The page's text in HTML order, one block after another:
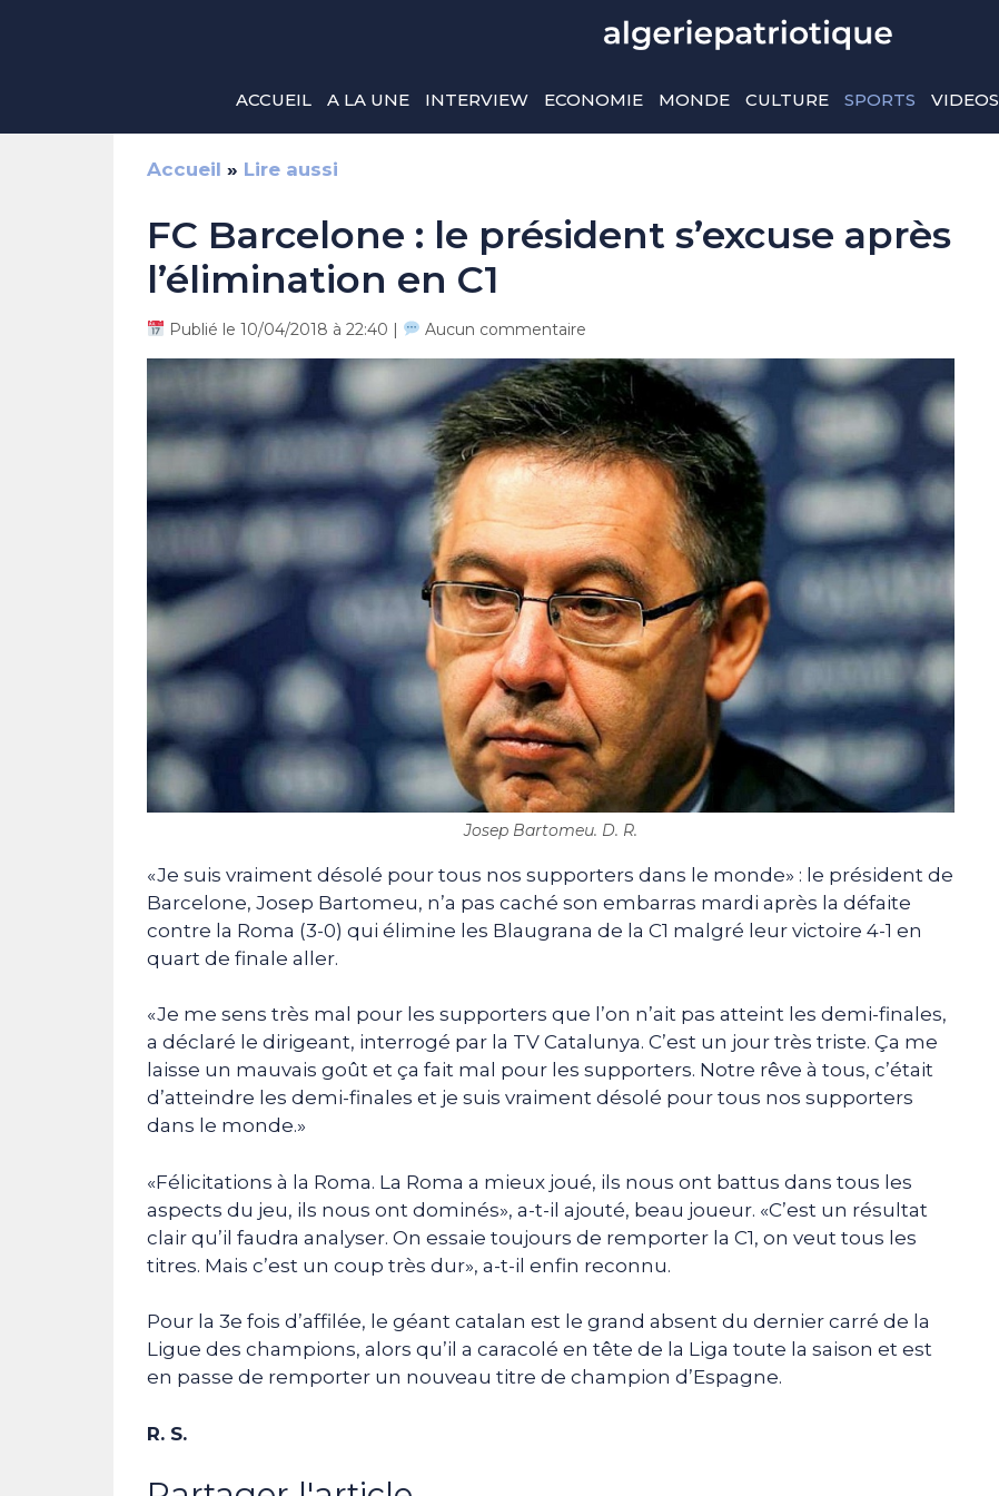
ACCUEIL A LA UNE INTERVIEW ECONOMIE MONDE CULTURE SPORTS VIDEOS
Accueil » Lire aussi
FC Barcelone : le président s’excuse après
l’élimination en C1
Publié le 10/04/2018 à 22:40 | Aucun commentaire
Josep Bartomeu. D. R.
«Je suis vraiment désolé pour tous nos supporters dans le monde» : le président de
Barcelone, Josep Bartomeu, n’a pas caché son embarras mardi après la défaite
contre la Roma (3-0) qui élimine les Blaugrana de la C1 malgré leur victoire 4-1 en
quart de finale aller.
«Je me sens très mal pour les supporters que l’on n’ait pas atteint les demi-finales,
a déclaré le dirigeant, interrogé par la TV Catalunya. C’est un jour très triste. Ça me
laisse un mauvais goût et ça fait mal pour les supporters. Notre rêve à tous, c’était
d’atteindre les demi-finales et je suis vraiment désolé pour tous nos supporters
dans le monde.»
«Félicitations à la Roma. La Roma a mieux joué, ils nous ont battus dans tous les
aspects du jeu, ils nous ont dominés», a-t-il ajouté, beau joueur. «C’est un résultat
clair qu’il faudra analyser. On essaie toujours de remporter la C1, on veut tous les
titres. Mais c’est un coup très dur», a-t-il enfin reconnu.
Pour la 3e fois d’affilée, le géant catalan est le grand absent du dernier carré de la
Ligue des champions, alors qu’il a caracolé en tête de la Liga toute la saison et est
en passe de remporter un nouveau titre de champion d’Espagne.
R. S.